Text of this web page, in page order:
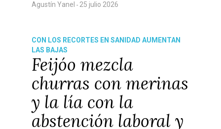
Agustín Yanel - 25 julio 2026
CON LOS RECORTES EN SANIDAD AUMENTAN
LAS BAJAS
Feijóo mezcla
churras con merinas
y la lía con la
abstención laboral y